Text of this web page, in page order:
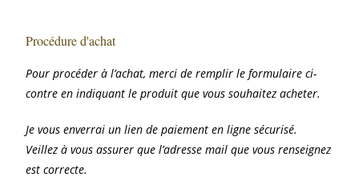
Procédure d'achat
Pour procéder à l’achat, merci de remplir le formulaire ci-
contre en indiquant le produit que vous souhaitez acheter.
Je vous enverrai un lien de paiement en ligne sécurisé.
Veillez à vous assurer que l’adresse mail que vous renseignez
est correcte.